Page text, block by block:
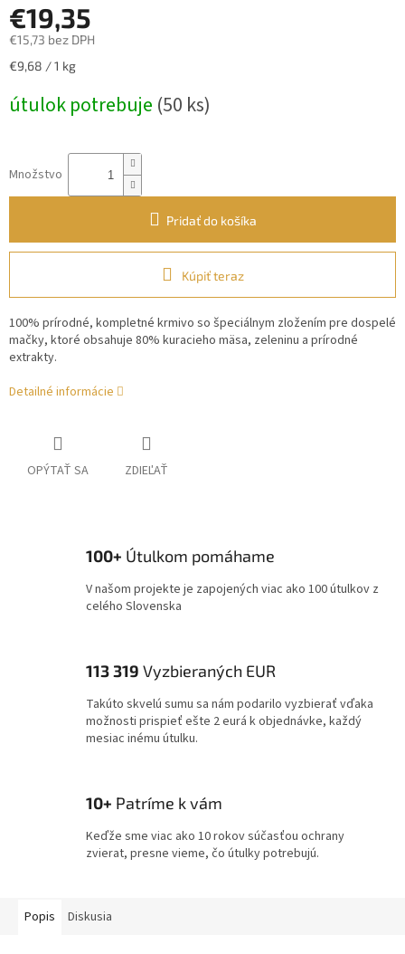
€19,35
€15,73 bez DPH
Jednotková
€9,68 / 1 kg
útulok potrebuje (50 ks)
Množstvo
Pridať do košíka
Kúpiť teraz
100% prírodné, kompletné krmivo so špeciálnym zložením pre dospelé
mačky, ktoré obsahuje 80% kuracieho mäsa, zeleninu a prírodné
extrakty.
Detailné informácie
OPÝTAŤ SA ZDIEĽAŤ
100+ Útulkom pomáhame
V našom projekte je zapojených viac ako 100 útulkov z
celého Slovenska
113 319 Vyzbieraných EUR
Takúto skvelú sumu sa nám podarilo vyzbierať vďaka
možnosti prispieť ešte 2 eurá k objednávke, každý
mesiac inému útulku.
10+ Patríme k vám
Keďže sme viac ako 10 rokov súčasťou ochrany
zvierat, presne vieme, čo útulky potrebujú.
Popis Diskusia